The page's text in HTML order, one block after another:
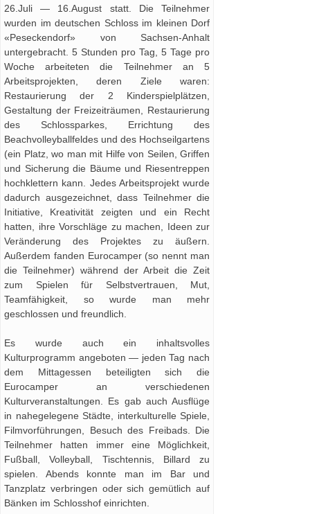
26.Juli — 16.August statt. Die Teilnehmer
wurden im deutschen Schloss im kleinen Dorf
«Peseckendorf» von Sachsen-Anhalt
untergebracht. 5 Stunden pro Tag, 5 Tage pro
Woche arbeiteten die Teilnehmer an 5
Arbeitsprojekten, deren Ziele waren:
Restaurierung der 2 Kinderspielplätzen,
Gestaltung der Freizeiträumen, Restaurierung
des Schlossparkes, Errichtung des
Beachvolleyballfeldes und des Hochseilgartens
(ein Platz, wo man mit Hilfe von Seilen, Griffen
und Sicherung die Bäume und Riesentreppen
hochklettern kann. Jedes Arbeitsprojekt wurde
dadurch ausgezeichnet, dass Teilnehmer die
Initiative, Kreativität zeigten und ein Recht
hatten, ihre Vorschläge zu machen, Ideen zur
Veränderung des Projektes zu äußern.
Außerdem fanden Eurocamper (so nennt man
die Teilnehmer) während der Arbeit die Zeit
zum Spielen für Selbstvertrauen, Mut,
Teamfähigkeit, so wurde man mehr
geschlossen und freundlich.
Es wurde auch ein inhaltsvolles
Kulturprogramm angeboten — jeden Tag nach
dem Mittagessen beteiligten sich die
Eurocamper an verschiedenen
Kulturveranstaltungen. Es gab auch Ausflüge
in nahegelegene Städte, interkulturelle Spiele,
Filmvorführungen, Besuch des Freibads. Die
Teilnehmer hatten immer eine Möglichkeit,
Fußball, Volleyball, Tischtennis, Billard zu
spielen. Abends konnte man im Bar und
Tanzplatz verbringen oder sich gemütlich auf
Bänken im Schlosshof einrichten.